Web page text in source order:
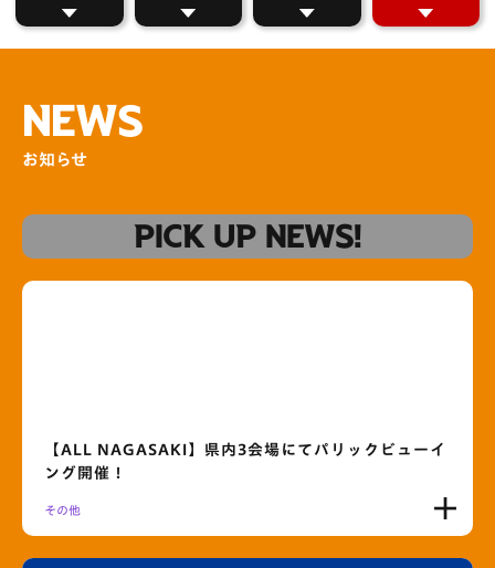
NEWS
お知らせ
PICK UP NEWS!
【ALL NAGASAKI】県内3会場にてパリックビューイ
ング開催！
その他